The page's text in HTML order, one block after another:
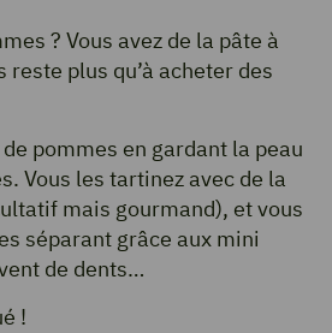
? Vous avez de la pâte à
plus qu’à acheter des
pommes en gardant la peau
Vous les tartinez avec de la
mais gourmand), et vous
séparant grâce aux mini
de dents…
!